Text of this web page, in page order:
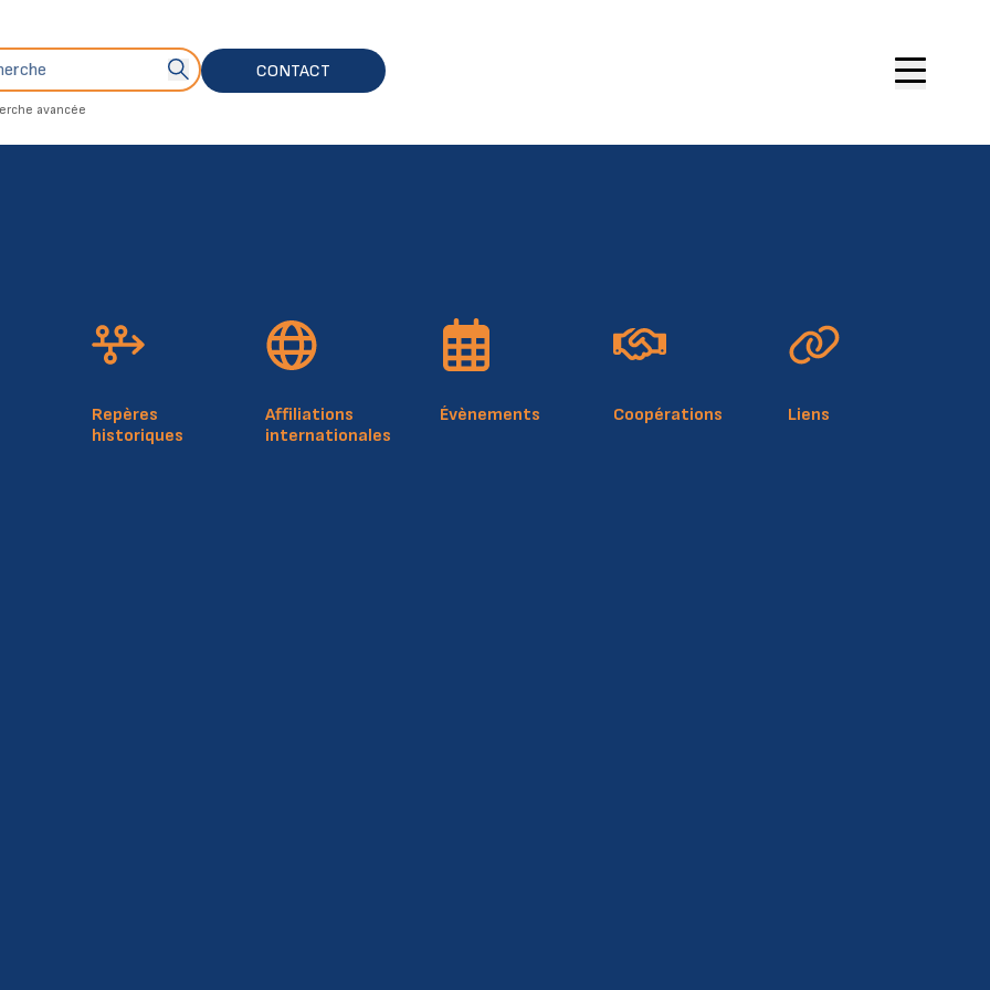
avancée
Bouton de soumission de recherche
CONTACT
Repères
historiques
Affiliations
internationales
Évènements Coopérations Liens
des membres au montant de 51.283,80 Euros.
suit: